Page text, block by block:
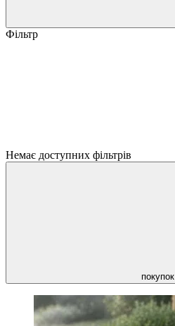
Фільтр
Немає доступних фільтрів
покупок